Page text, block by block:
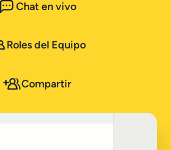
Chat en vivo
Roles del Equipo
Compartir